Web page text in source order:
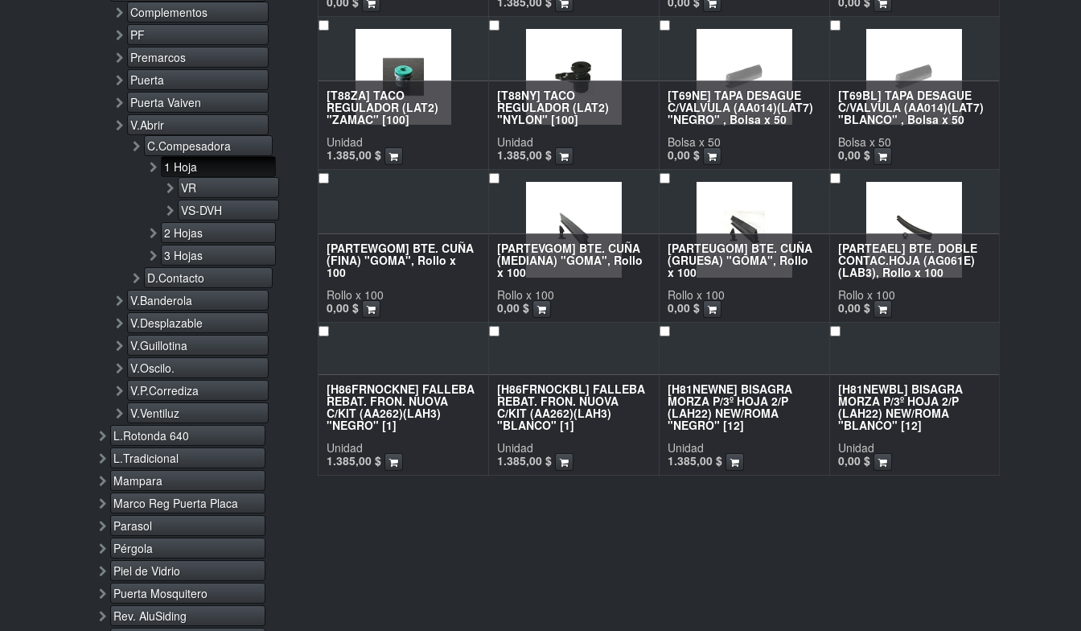
Complementos
PF
Premarcos
Puerta
Puerta Vaiven
V.Abrir
C.Compesadora
1 Hoja
VR
VS-DVH
2 Hojas
3 Hojas
D.Contacto
V.Banderola
V.Desplazable
V.Guillotina
V.Oscilo.
V.P.Corrediza
V.Ventiluz
L.Rotonda 640
L.Tradicional
Mampara
Marco Reg Puerta Placa
Parasol
Pérgola
Piel de Vidrio
Puerta Mosquitero
Rev. AluSiding
[T88ZA] TACO
REGULADOR (LAT2)
"ZAMAC" [100]
1.385,00$
Unidad
[T88NY] TACO
REGULADOR (LAT2)
"NYLON" [100]
1.385,00$
Unidad
[T69NE] TAPA DESAGUE
C/VALVULA (AA014)(LAT7)
"NEGRO" , Bolsa x 50
0,00$
Bolsa x 50
[T69BL] TAPA DESAGUE
C/VALVULA (AA014)(LAT7)
"BLANCO" , Bolsa x 50
0,00$
Bolsa x 50
[PARTEWGOM] BTE. CUÑA
(FINA) "GOMA", Rollo x
100
0,00$
Rollo x 100
[PARTEVGOM] BTE. CUÑA
(MEDIANA) "GOMA", Rollo
x 100
0,00$
Rollo x 100
[PARTEUGOM] BTE. CUÑA
(GRUESA) "GOMA", Rollo
x 100
0,00$
Rollo x 100
[PARTEAEL] BTE. DOBLE
CONTAC.HOJA (AG061E)
(LAB3), Rollo x 100
0,00$
Rollo x 100
[H86FRNOCKNE] FALLEBA
REBAT. FRON. NUOVA
C/KIT (AA262)(LAH3)
"NEGRO" [1]
1.385,00$
Unidad
[H86FRNOCKBL] FALLEBA
REBAT. FRON. NUOVA
C/KIT (AA262)(LAH3)
"BLANCO" [1]
1.385,00$
Unidad
[H81NEWNE] BISAGRA
MORZA P/3º HOJA 2/P
(LAH22) NEW/ROMA
"NEGRO" [12]
1.385,00$
Unidad
[H81NEWBL] BISAGRA
MORZA P/3º HOJA 2/P
(LAH22) NEW/ROMA
"BLANCO" [12]
0,00$
Unidad